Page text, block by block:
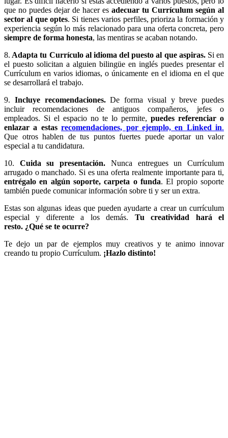
que no puedes dejar de hacer es adecuar tu Currículum según al
sector al que optes. Si tienes varios perfiles, prioriza la formación y
experiencia según lo más relacionado para una oferta concreta, pero
siempre de forma honesta, las mentiras se acaban notando.
8. Adapta tu Currículo al idioma del puesto al que aspiras.Si en
el puesto solicitan a alguien bilingüe en inglés puedes presentar el
Currículum en varios idiomas, o únicamente en el idioma en el que
se desarrollará el trabajo.
9. Incluye recomendaciones.De forma visual y breve puedes
incluir recomendaciones de antiguos compañeros, jefes o
empleados. Si el espacio no te lo permite, puedes referenciar o
enlazar a estasrecomendaciones, por ejemplo, en Linked in.
Que otros hablen de tus puntos fuertes puede aportar un valor
especial a tu candidatura.
10. Cuida su presentación. Nunca entregues un Currículum
arrugado o manchado. Si es una oferta realmente importante para ti,
entrégalo en algún soporte, carpeta o funda. El propio soporte
también puede comunicar información sobre ti y ser un extra.
Estas son algunas ideas que pueden ayudarte a crear un currículum
especial y diferente a los demás. Tu creatividad hará el
resto. ¿Qué se te ocurre?
Te dejo un par de ejemplos muy creativos y te animo innovar
creando tu propio Currículum. ¡Hazlo distinto!